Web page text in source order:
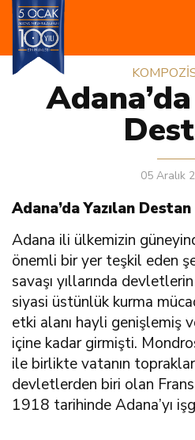
05 Aralık
Adana’da Yazılan Destan
Adana ili ülkemizin
önemli bir yer teşkil eden
savaşı yıllarında
siyasi üstünlük kurma
etki alanı hayli genişlemiş
içine kadar girmişti.
ile birlikte vatanın
devletlerden biri olan
1918 tarihinde Adana’yı